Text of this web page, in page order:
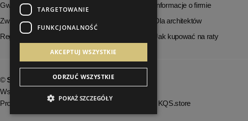
Gwarancja i serwis
Zwrot towaru
Regulamin
Informacje o firmie
Dla architektów
Jak kupować na raty
©StrefaLuksusu.pl
Wszelkie prawa zastrzeżone
Projekt graficzny KQSDesign.pl:Oprogramowanie KQS.store
TARGETOWANIE
FUNKCJONALNOŚĆ
AKCEPTUJ WSZYSTKIE
ODRZUĆ WSZYSTKIE
POKAŻ SZCZEGÓŁY